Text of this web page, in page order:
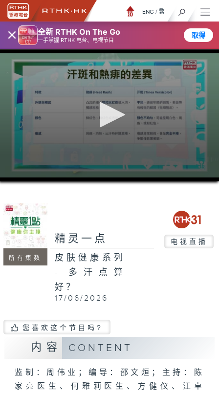
× 全新 RTHK On The Go
一手掌握 RTHK 电台、电视节目
取得
ENG / 繁
0
seconds
minutes,
seconds
所有集数
精灵一点 电视直播
皮肤健康系列
- 多汗点算
好？
17/06/2026
您喜欢这个节目吗?
内容 CONTENT
监制：周伟业；编导：邵文烜；主持：陈
家亮医生、何雅莉医生、方健仪、江卓